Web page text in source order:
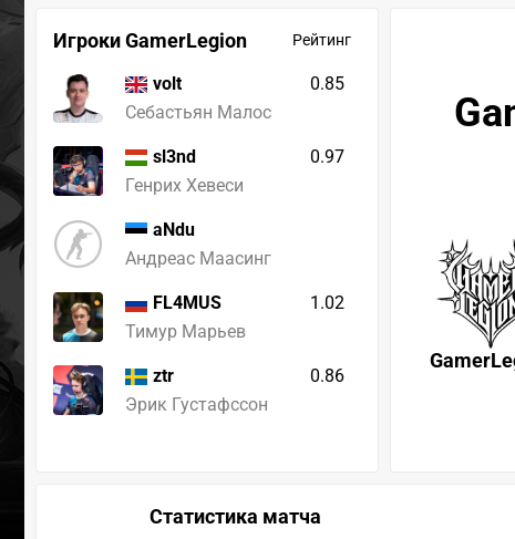
Игроки GamerLegion Рейтинг
volt
Себастьян Малос
0.85
sl3nd
Генрих Хевеси
0.97
aNdu
Андреас Маасинг
FL4MUS
Тимур Марьев
1.02
ztr
Эрик Густафссон
0.86
Статистика матча